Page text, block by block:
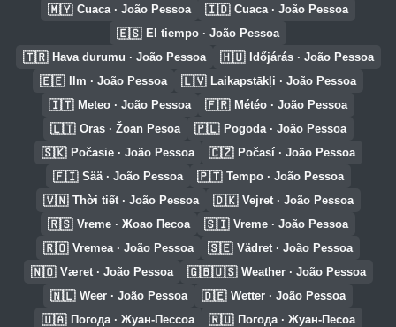
🇲🇾 Cuaca · João Pessoa 🇮🇩 Cuaca · João Pessoa
🇪🇸 El tiempo · João Pessoa
🇹🇷 Hava durumu · João Pessoa 🇭🇺 Időjárás · João Pessoa
🇪🇪 Ilm · João Pessoa 🇱🇻 Laikapstākļi · João Pessoa
🇮🇹 Meteo · João Pessoa 🇫🇷 Météo · João Pessoa
🇱🇹 Oras · Žoan Pesoa 🇵🇱 Pogoda · João Pessoa
🇸🇰 Počasie · João Pessoa 🇨🇿 Počasí · João Pessoa
🇫🇮 Sää · João Pessoa 🇵🇹 Tempo · João Pessoa
🇻🇳 Thời tiết · João Pessoa 🇩🇰 Vejret · João Pessoa
🇷🇸 Vreme · Жоао Песоа 🇸🇮 Vreme · João Pessoa
🇷🇴 Vremea · João Pessoa 🇸🇪 Vädret · João Pessoa
🇳🇴 Været · João Pessoa 🇬🇧🇺🇸 Weather · João Pessoa
🇳🇱 Weer · João Pessoa 🇩🇪 Wetter · João Pessoa
🇺🇦 Погода · Жуан-Пессоа 🇷🇺 Погода · Жуан-Песоа